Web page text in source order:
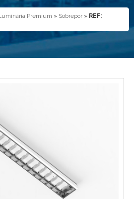
Premium » Sobrepor » REF: